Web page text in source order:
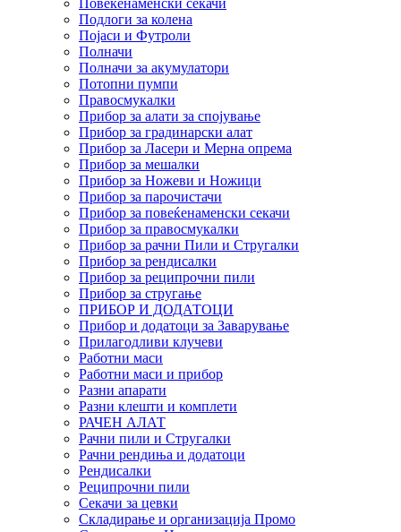
Подлоги за колена
Појаси и Футроли
Полначи
Полначи за акумулатори
Потопни пумпи
Правосмукалки
Прибор за алати за спојување
Прибор за градинарски алат
Прибор за Ласери и Мерна опрема
Прибор за мешалки
Прибор за Ножеви и Ножици
Прибор за парочистачи
Прибор за повеќенаменски секачи
Прибор за правосмукалки
Прибор за рачни Пили и Стругалки
Прибор за рендисалки
Прибор за реципрочни пили
Прибор за стругање
ПРИБОР И ДОДАТОЦИ
Прибор и додатоци за Заварување
Прилагодливи клучеви
Работни маси
Работни маси и прибор
Разни апарати
Разни клешти и комплети
РАЧЕН АЛАТ
Рачни пили и Стругалки
Рачни рендиња и додатоци
Рендисалки
Реципрочни пили
Секачи за цевки
Складирање и организација Промо